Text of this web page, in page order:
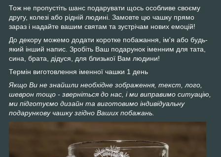
Тож не пропустіть шанс подарувати щось особливе своєму
другу, колезі або рідній людині. Замовте цю чашку прямо
зараз і надайте вашим святам та зустрічам нових емоцій!
До декору можемо додати коротке побажання, ім'я або будь-
який інший напис. Зробіть Ваш подарунок іменним для тата,
сина, брата, дідуся, для близької Вам людини!
Термін виготовлення іменної чашки 1 день
Якщо Ви не знайшли необхідне зображення, текст, лого,
шеврон тощо - зверніться до нас, і ми виправимо ситуацію,
ми підготуємо дизайн та виготовимо індивідуальну
подарункову чашку згідно Ваших побажань.